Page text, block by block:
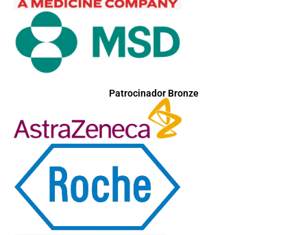
Patrocinador Bronze